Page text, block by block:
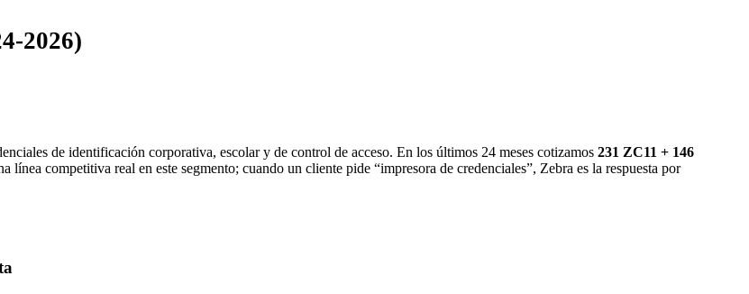
2026)
de identificación corporativa, escolar y de control de acceso. En los últimos 24 meses cotizamos 231 ZC11 + 146
competitiva real en este segmento; cuando un cliente pide “impresora de credenciales”, Zebra es la respuesta por